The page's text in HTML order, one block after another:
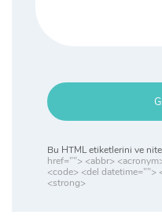
Bu HTML etiketlerini ve
href=""> <abbr>
<code> <del datetime="">
<strong>